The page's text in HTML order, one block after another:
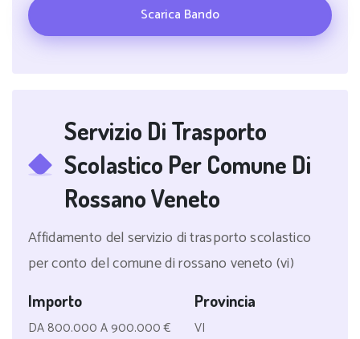
Scarica Bando
Servizio Di Trasporto
Scolastico Per Comune Di
Rossano Veneto
Affidamento del servizio di trasporto scolastico
per conto del comune di rossano veneto (vi)
Importo
DA 800.000 A 900.000 €
Provincia
VI